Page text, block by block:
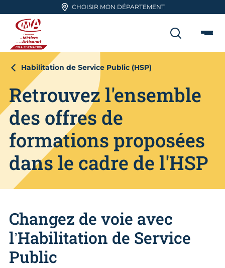
Aller en haut de pageCHOISIR MON DÉPARTEMENT
CMA FORMATION
Habilitation de Service Public (HSP)
Retrouvez l'ensemble
des offres de
formations proposées
dans le cadre de l'HSP
Changez de voie avec
l’Habilitation de Service
Public